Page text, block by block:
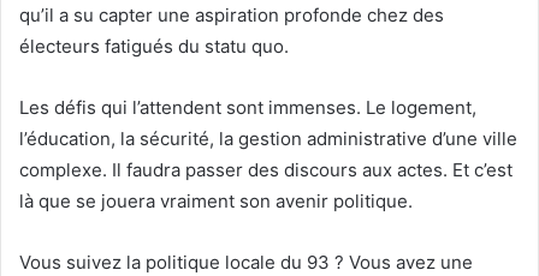
qu’il a su capter une aspiration profonde chez des
électeurs fatigués du statu quo.
Les défis qui l’attendent sont immenses. Le logement,
l’éducation, la sécurité, la gestion administrative d’une ville
complexe. Il faudra passer des discours aux actes. Et c’est
là que se jouera vraiment son avenir politique.
Vous suivez la politique locale du 93 ? Vous avez une